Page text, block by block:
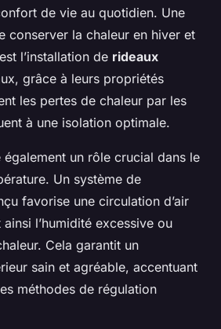
de vie au quotidien. Une
conserver la chaleur en hiver et
l’installation de rideaux
grâce à leurs propriétés
les pertes de chaleur par les
à une isolation optimale.
également un rôle crucial dans le
Un système de
favorise une circulation d’air
l’humidité excessive ou
Cela garantit un
sain et agréable, accentuant
méthodes de régulation